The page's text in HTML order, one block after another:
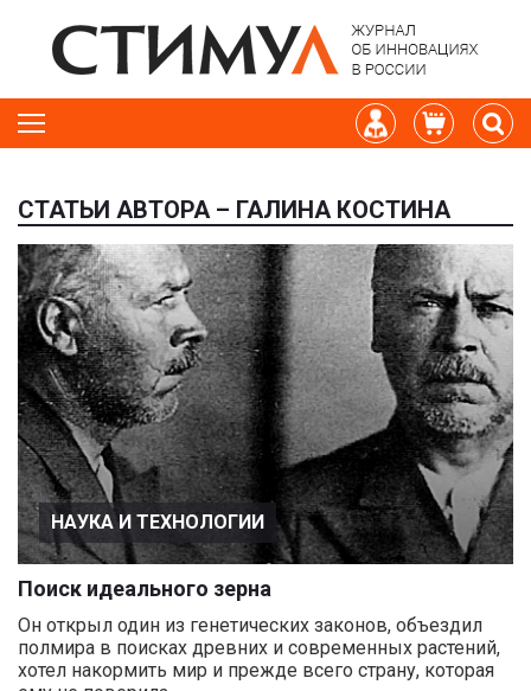
СТАТЬИ АВТОРА – ГАЛИНА КОСТИНА
НАУКА И ТЕХНОЛОГИИ
Поиск идеального зерна
Он открыл один из генетических законов, объездил
полмира в поисках древних и современных растений,
хотел накормить мир и прежде всего страну, которая